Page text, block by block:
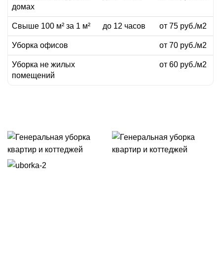
домах
Свыше 100 м² за 1 м² до 12 часов от 75 руб./м2
Уборка офисов от 70 руб./м2
Уборка не жилых
помещений
от 60 руб./м2